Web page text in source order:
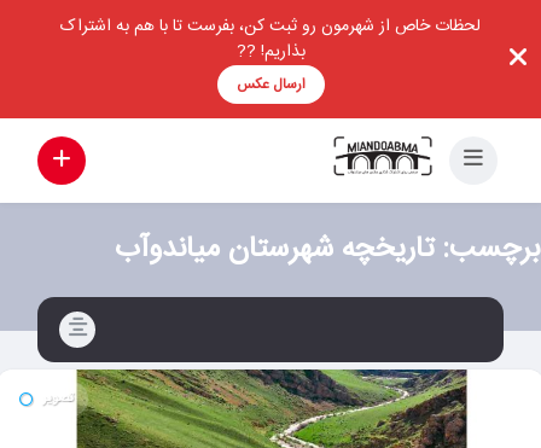
لحظات خاص از شهرمون رو ثبت کن، بفرست تا با هم به اشتراک
بذاریم! ??
ارسال عکس
برچسب:تاریخچه شهرستان میاندوآب
تصویر